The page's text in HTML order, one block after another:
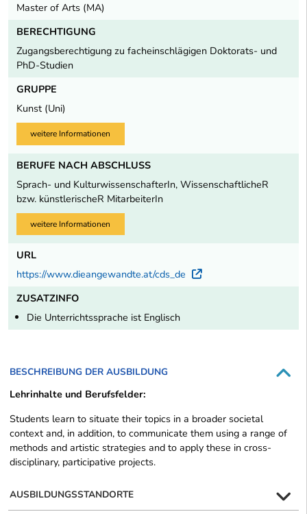
Master of Arts (MA)
BERECHTIGUNG
Zugangsberechtigung zu facheinschlägigen Doktorats- und
PhD-Studien
GRUPPE
Kunst (Uni)
weitere Informationen
BERUFE NACH ABSCHLUSS
Sprach- und KulturwissenschafterIn, WissenschaftlicheR
bzw. künstlerischeR MitarbeiterIn
weitere Informationen
URL
https://www.dieangewandte.at/cds_de
Externer Link
ZUSATZINFO
Die Unterrichtssprache ist Englisch
BESCHREIBUNG DER AUSBILDUNG
Lehrinhalte und Berufsfelder:
Students learn to situate their topics in a broader societal
context and, in addition, to communicate them using a range of
methods and artistic strategies and to apply these in cross-
disciplinary, participative projects.
AUSBILDUNGSSTANDORTE